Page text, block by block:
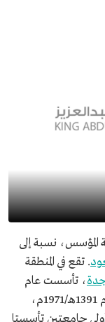
نسبة إلى
. تقع في المنطقة
، تأسست عام
1387هـ/1967م، بصفتها جامعة أهلية، وفي عام 1391هـ/1971م،
جامعتين تأسستا